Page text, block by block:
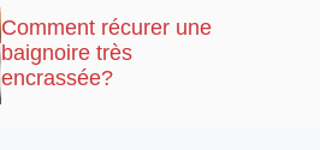
Comment récurer une
baignoire très
encrassée?